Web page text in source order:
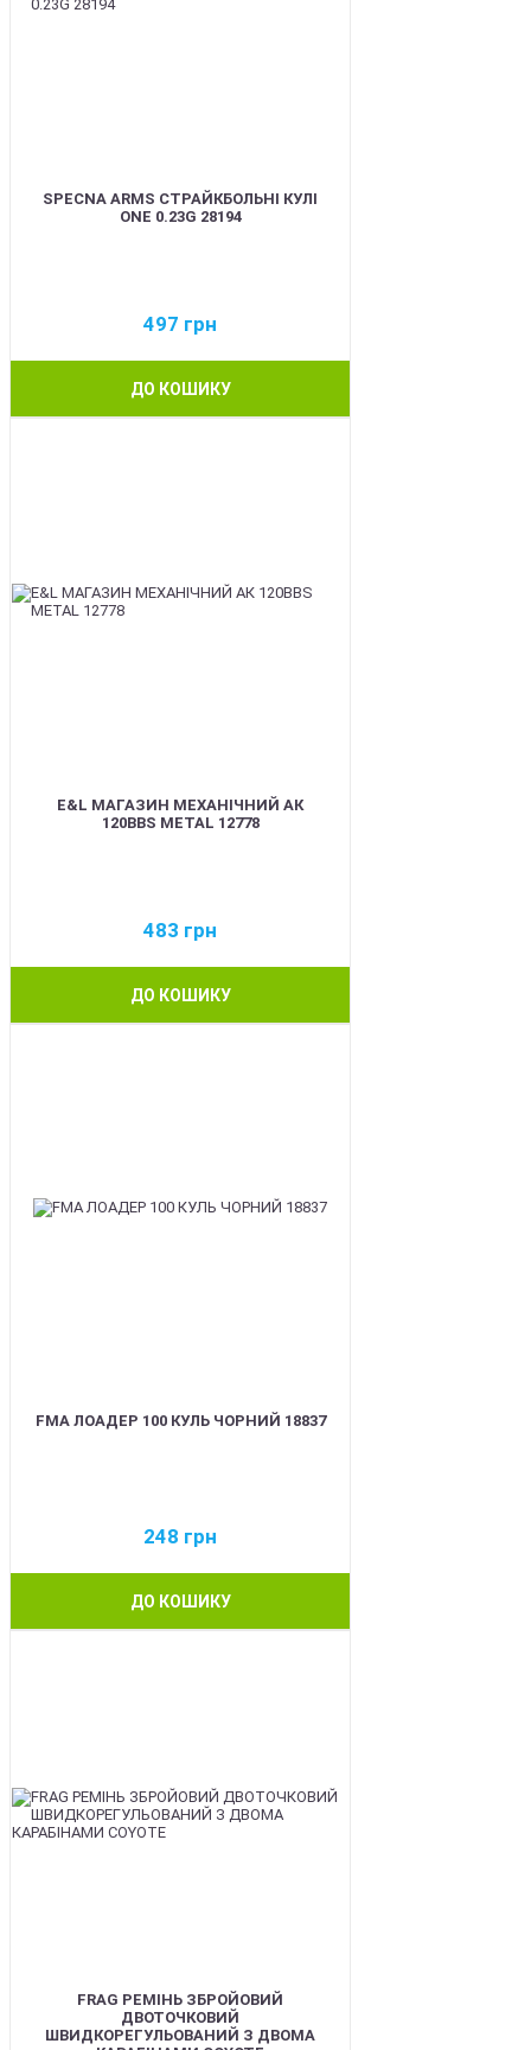
SPECNA ARMS СТРАЙКБОЛЬНІ КУЛІ
ONE 0.23G 28194
497 грн
ДО КОШИКУ
E&L МАГАЗИН МЕХАНІЧНИЙ АК
120BBS METAL 12778
483 грн
ДО КОШИКУ
FMA ЛОАДЕР 100 КУЛЬ ЧОРНИЙ 18837
248 грн
ДО КОШИКУ
FRAG РЕМІНЬ ЗБРОЙОВИЙ
ДВОТОЧКОВИЙ
ШВИДКОРЕГУЛЬОВАНИЙ З ДВОМА